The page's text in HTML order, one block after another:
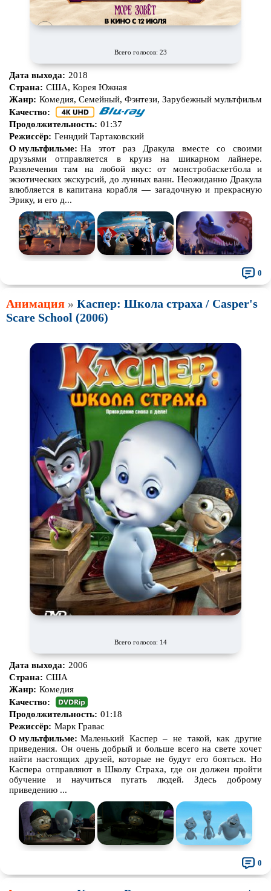
Всего голосов: 23
Дата выхода: 2018
Страна: США, Корея Южная
Жанр: Комедия, Семейный, Фэнтези, Зарубежный мультфильм
Качество:
Продолжительность: 01:37
Режиссёр: Генндий Тартаковский
О мультфильме: На этот раз Дракула вместе со своими
друзьями отправляется в круиз на шикарном лайнере.
Развлечения там на любой вкус: от монстробаскетбола и
экзотических экскурсий, до лунных ванн. Неожиданно Дракула
влюбляется в капитана корабля — загадочную и прекрасную
Эрику, и его д...
0
Анимация » Каспер: Школа страха / Casper's
Scare School (2006)
Всего голосов: 14
Дата выхода: 2006
Страна: США
Жанр: Комедия
Качество:
Продолжительность: 01:18
Режиссёр: Марк Гравас
О мультфильме: Маленький Каспер – не такой, как другие
приведения. Он очень добрый и больше всего на свете хочет
найти настоящих друзей, которые не будут его бояться. Но
Каспера отправляют в Школу Страха, где он должен пройти
обучение и научиться пугать людей. Здесь доброму
приведению ...
0